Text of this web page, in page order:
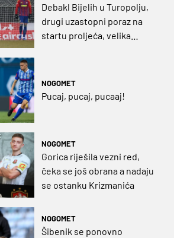
Debakl Bijelih u Turopolju,
drugi uzastopni poraz na
startu proljeća, velika
NOGOMET
Pucaj, pucaj, pucaaj!
NOGOMET
Gorica riješila vezni red,
čeka se još obrana a nadaju
se ostanku Krizmanića
NOGOMET
Šibenik se ponovno